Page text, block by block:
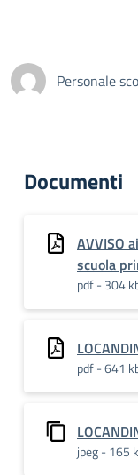
Personale
Documenti
AVVISO
scuola
pdf - 304
pdf - 641
jpeg - 165